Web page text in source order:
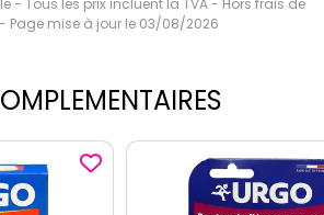
- Tous les prix incluent la TVA - Hors frais de
Page mise à jour le 03/08/2026